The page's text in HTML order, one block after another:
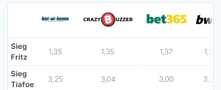
Sieg
Fritz
1,35 1,35 1,37 1,36
Sieg
Tiafoe
3,25 3,04 3,00 3,20